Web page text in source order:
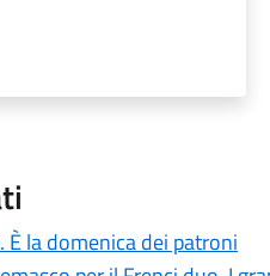
È la domenica dei patroni